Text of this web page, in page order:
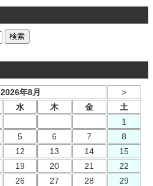
2026年8月
>
水 木 金
土
1
5 6 7
8
12 13 14
15
19 20 21
22
26 27 28
29